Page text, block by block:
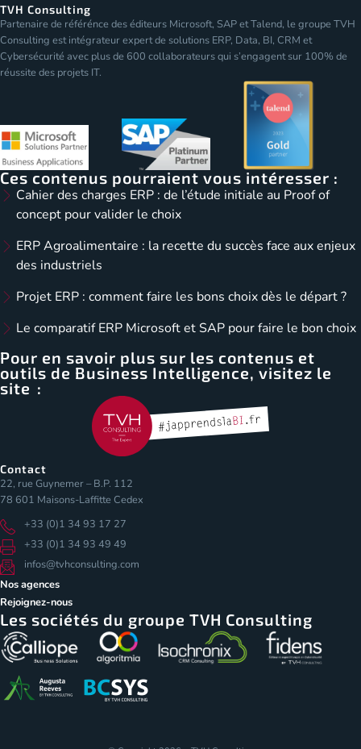
TVH Consulting
Partenaire de référénce des éditeurs Microsoft, SAP et Talend, le groupe TVH
Consulting est intégrateur expert de solutions ERP, Data, BI, CRM et
Cybersécurité avec plus de 600 collaborateurs qui s’engagent sur 100% de
réussite des projets IT.
Ces contenus pourraient vous intéresser :
Cahier des charges ERP : de l’étude initiale au Proof of
concept pour valider le choix
ERP Agroalimentaire : la recette du succès face aux enjeux
des industriels
Projet ERP : comment faire les bons choix dès le départ ?
Le comparatif ERP Microsoft et SAP pour faire le bon choix
Pour en savoir plus sur les contenus et
outils de Business Intelligence, visitez le
site :
Contact
22, rue Guynemer – B.P. 112
78 601 Maisons-Laffitte Cedex
+33 (0)1 34 93 17 27
+33 (0)1 34 93 49 49
infos@tvhconsulting.com
Nos agences
Rejoignez-nous
Les sociétés du groupe TVH Consulting